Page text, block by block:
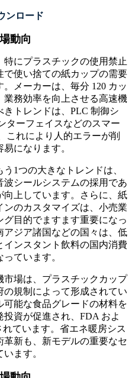
ンロード
動向
にプラスチックの使用禁止
で使い捨ての紙カップの需要
メーカーは、毎分 120 カッ
務効率を向上させる高速機
トレンドは、PLC 制御シ
ターフェイスなどのスマー
これにより人的エラーが削
になります。
1つの大きなトレンドは、
シールシステムの採用であ
向上しています。さらに、紙
のカスタマイズは、小売業
目的でますます重要になっ
ジア諸国などの国々は、低
インスタント飲料の国内消費
ています。
市場は、プラスチックカップ
規制によって形成されてい
可能な食品グレードの材料を
資が促進され、FDA およ
ています。省エネ暖房シス
新も、新モデルの重要なセ
ます。